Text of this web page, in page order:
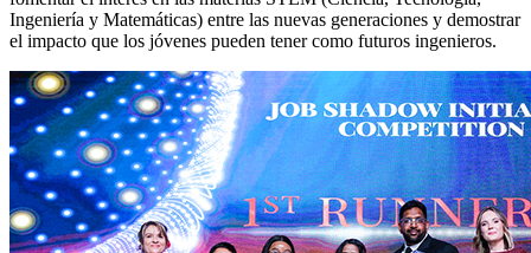
Ingeniería y Matemáticas) entre las nuevas generaciones y demostrar
el impacto que los jóvenes pueden tener como futuros ingenieros.